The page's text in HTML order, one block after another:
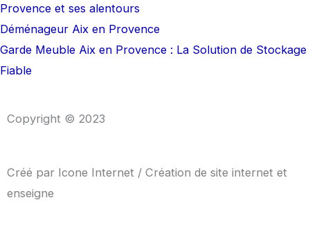
Provence et ses alentours
Déménageur Aix en Provence
Garde Meuble Aix en Provence : La Solution de Stockage
Fiable
Copyright © 2023
Créé par Icone Internet / Création de site internet et
enseigne